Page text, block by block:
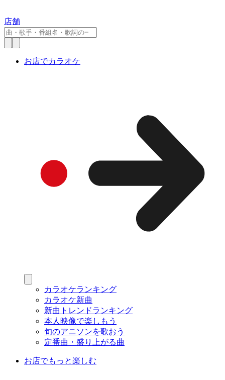
店舗
お店でカラオケ
カラオケランキング
カラオケ新曲
新曲トレンドランキング
本人映像で楽しもう
旬のアニソンを歌おう
定番曲・盛り上がる曲
お店でもっと楽しむ